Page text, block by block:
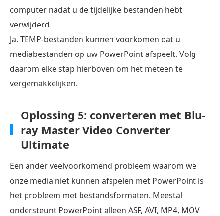
computer nadat u de tijdelijke bestanden hebt
verwijderd.
Ja. TEMP-bestanden kunnen voorkomen dat u
mediabestanden op uw PowerPoint afspeelt. Volg
daarom elke stap hierboven om het meteen te
vergemakkelijken.
Oplossing 5: converteren met Blu-
ray Master Video Converter
Ultimate
Een ander veelvoorkomend probleem waarom we
onze media niet kunnen afspelen met PowerPoint is
het probleem met bestandsformaten. Meestal
ondersteunt PowerPoint alleen ASF, AVI, MP4, MOV